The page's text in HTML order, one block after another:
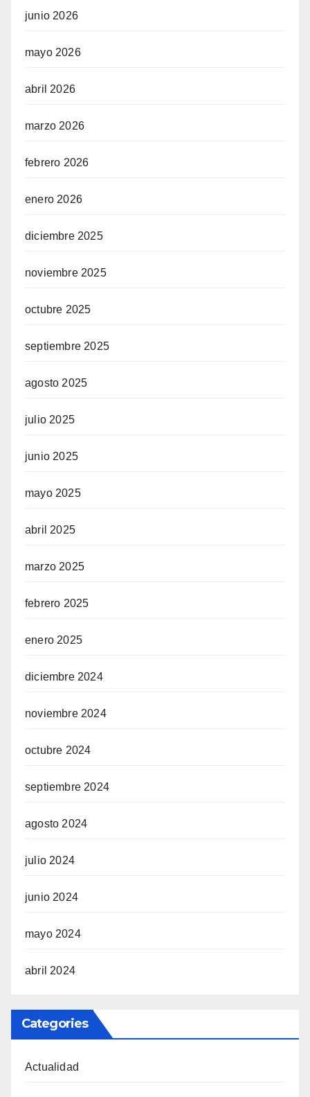
junio 2026
mayo 2026
abril 2026
marzo 2026
febrero 2026
enero 2026
diciembre 2025
noviembre 2025
octubre 2025
septiembre 2025
agosto 2025
julio 2025
junio 2025
mayo 2025
abril 2025
marzo 2025
febrero 2025
enero 2025
diciembre 2024
noviembre 2024
octubre 2024
septiembre 2024
agosto 2024
julio 2024
junio 2024
mayo 2024
abril 2024
Categories
Actualidad